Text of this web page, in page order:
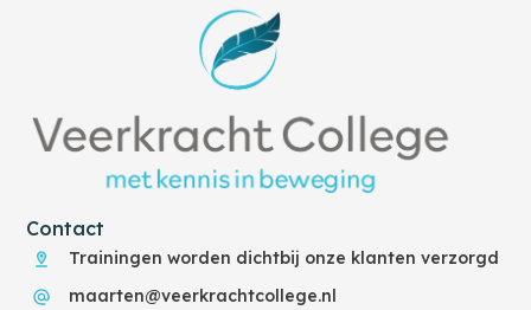
Contact
Trainingen worden dichtbij onze klanten verzorgd
maarten@veerkrachtcollege.nl